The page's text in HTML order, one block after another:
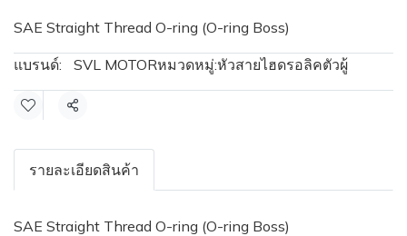
SAE Straight Thread O-ring (O-ring Boss)
แบรนด์: SVL MOTORหมวดหมู่:หัวสายไฮดรอลิคตัวผู้
แชร์
รายละเอียดสินค้า
SAE Straight Thread O-ring (O-ring Boss)